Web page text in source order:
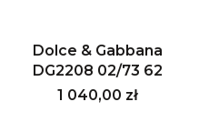
Dolce & Gabbana
DG2208 02/73 62
Cena
1 040,00 zł